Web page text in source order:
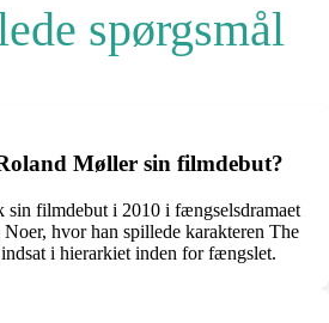
spørgsmål
Møller sin filmdebut?
filmdebut i 2010 i fængselsdramaet
hvor han spillede karakteren The
i hierarkiet inden for fængslet.